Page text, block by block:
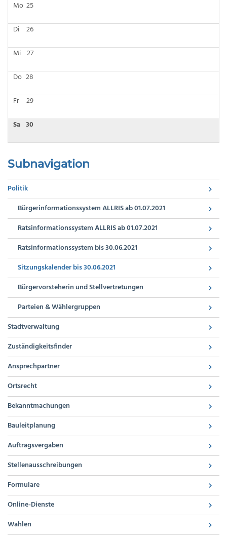
Mo 25
Di 26
Mi 27
Do 28
Fr 29
Sa 30
Subnavigation
Politik
Bürgerinformationssystem ALLRIS ab 01.07.2021
Ratsinformationssystem ALLRIS ab 01.07.2021
Ratsinformationssystem bis 30.06.2021
Sitzungskalender bis 30.06.2021
Bürgervorsteherin und Stellvertretungen
Parteien & Wählergruppen
Stadtverwaltung
Zuständigkeitsfinder
Ansprechpartner
Ortsrecht
Bekanntmachungen
Bauleitplanung
Auftragsvergaben
Stellenausschreibungen
Formulare
Online-Dienste
Wahlen